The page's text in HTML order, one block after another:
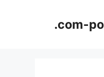
.com-